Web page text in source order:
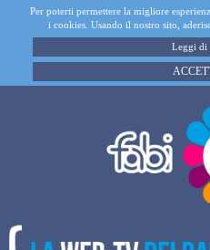
Per poterti permettere la migliore
i cookies. Usando il nostro sito,
Leggi di